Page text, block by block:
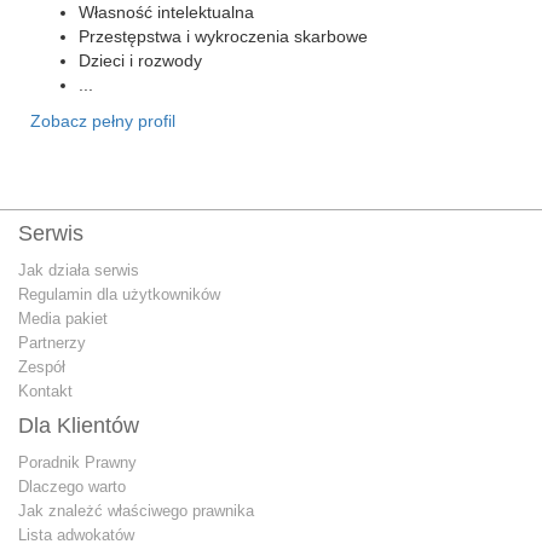
Własność intelektualna
Przestępstwa i wykroczenia skarbowe
Dzieci i rozwody
Zobacz pełny profil
Serwis
Jak działa serwis
Regulamin dla użytkowników
Media pakiet
Partnerzy
Zespół
Kontakt
Dla Klientów
Poradnik Prawny
Dlaczego warto
Jak znależć właściwego prawnika
Lista adwokatów